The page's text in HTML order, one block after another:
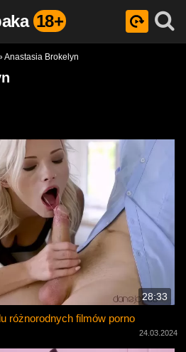
18+
Anastasia Brokelyn
28:33
różnorodnych filmów porno
24.03.2024